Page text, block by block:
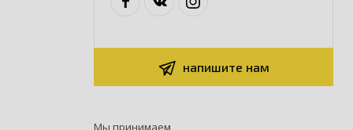
напишите нам
Мы принимаем